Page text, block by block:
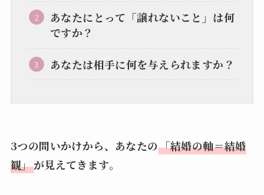
あなたにとって「譲れないこと」は何
ですか？
あなたは相手に何を与えられますか？
3つの問いかけから、あなたの「結婚の軸＝結婚
観」が見えてきます。